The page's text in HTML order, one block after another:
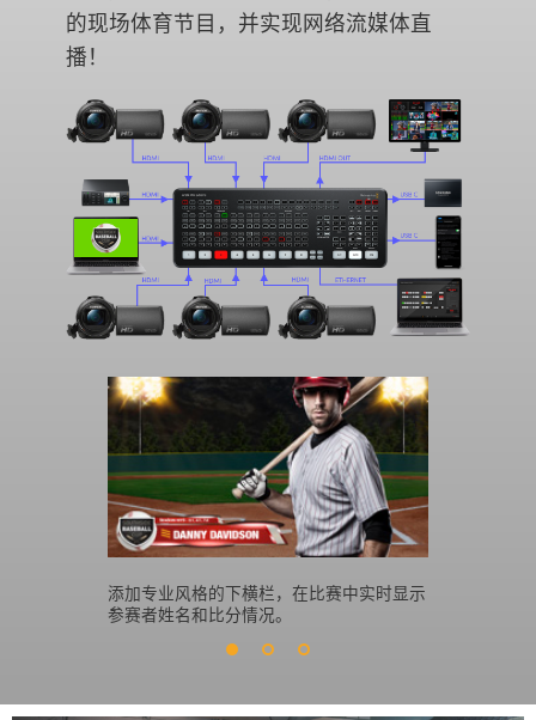
的现场体育节目，并实现网络流媒体直
播！
添加专业风格的下横栏，在比赛中实时显示
参赛者姓名和比分情况。